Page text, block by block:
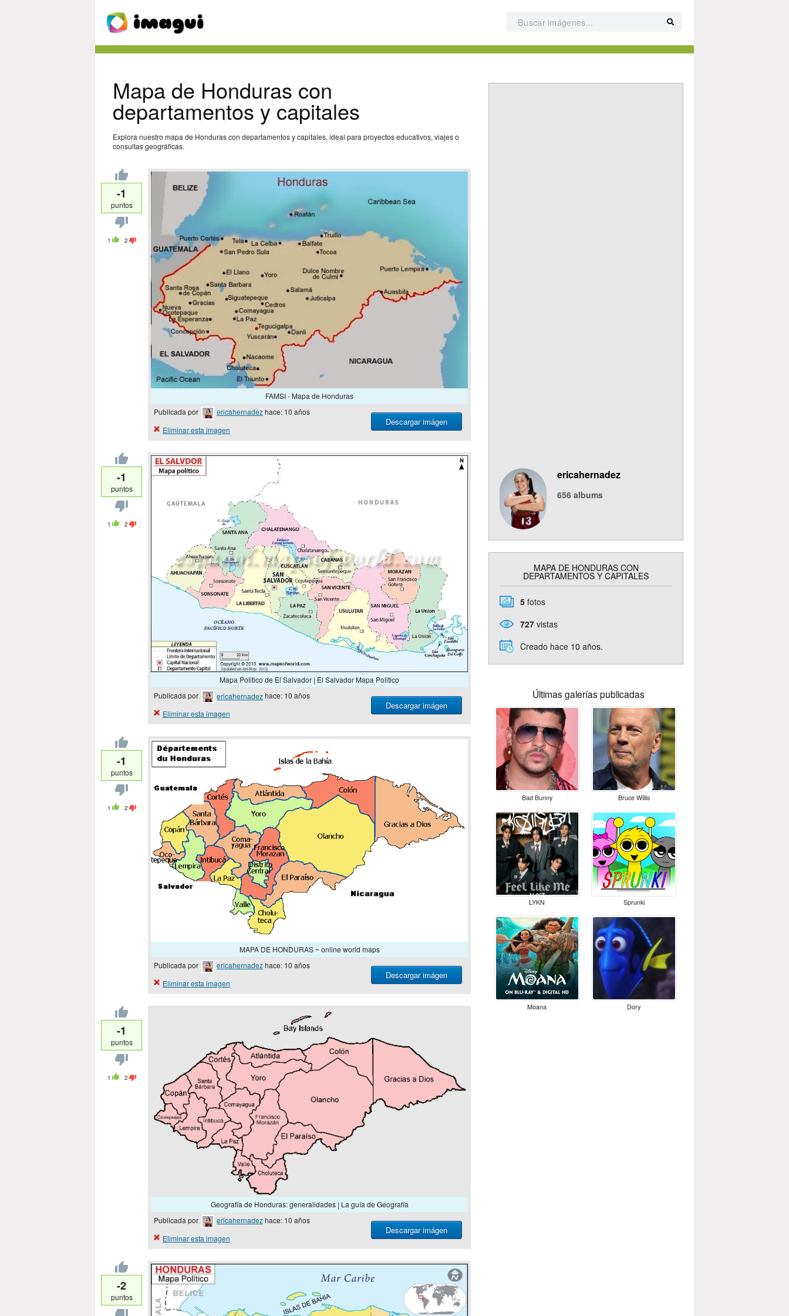
Mapa de Honduras con
departamentos y capitales
Explora nuestro mapa de Honduras con departamentos y capitales, ideal para proyectos educativos, viajes o
consultas geográficas.
-1
puntos
1 2
FAMSI - Mapa de Honduras
Descargar imágen
Publicada por ericahernadezhace: 10 años
Eliminar esta imagen
-1
puntos
1 2
Mapa Politico de El Salvador | El Salvador Mapa Politico
Descargar imágen
Publicada por ericahernadezhace: 10 años
Eliminar esta imagen
-1
puntos
1 2
MAPA DE HONDURAS ~ online world maps
Descargar imágen
Publicada por ericahernadezhace: 10 años
Eliminar esta imagen
-1
puntos
1 2
Geografía de Honduras: generalidades | La guía de Geografía
Descargar imágen
Publicada por ericahernadezhace: 10 años
Eliminar esta imagen
-2
puntos
ericahernadez
656 albums
MAPA DE HONDURAS CON
DEPARTAMENTOS Y CAPITALES
5 fotos
727 vistas
Creado hace 10 años.
Últimas galerías publicadas
Bad Bunny Bruce Willis
LYKN Sprunki
Moana Dory